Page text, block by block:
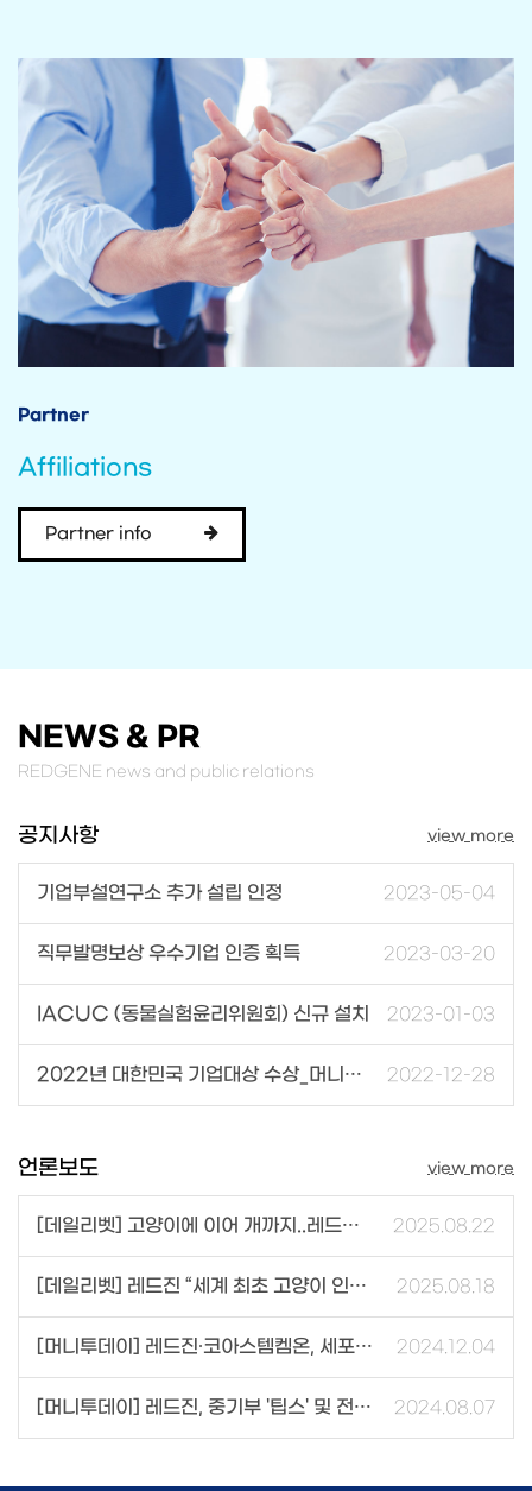
Partner
Affiliations
Partner info
NEWS & PR
REDGENE news and public relations
공지사항 view more
기업부설연구소 추가 설립 인정 2023-05-04
직무발명보상 우수기업 인증 획득 2023-03-20
IACUC (동물실험윤리위원회) 신규 설치 2023-01-03
2022년 대한민국 기업대상 수상_머니투데이 2022-12-28
언론보도 view more
[데일리벳] 고양이에 이어 개까지..레드진 “반려견 세포기반 인공혈액 개발 성공” 2025.08.22
[데일리벳] 레드진 “세계 최초 고양이 인공혈액 개발 성공..반려동물 수혈 치료 새 지평 연다” 2025.08.18
[머니투데이] 레드진∙코아스템켐온, 세포 기반 배양 인공 혈액 상업화 협력 2024.12.04
[머니투데이] 레드진, 중기부 '팁스' 및 전북테크노파크 R&D 과제 선정 2024.08.07